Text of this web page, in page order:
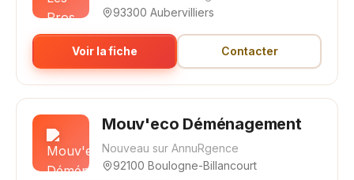
93300 Aubervilliers
Voir la fiche Contacter
Mouv'eco Déménagement
Nouveau sur AnnuRgence
92100 Boulogne-Billancourt